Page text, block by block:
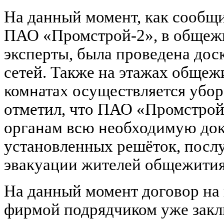
На данный момент, как
ПАО «Промстрой-2», в
эксперты, была проведена
сетей. Также на этажах
комнатах осуществляется
отметил, что ПАО
органам всю необходимую
установленных решёток,
эвакуации жителей
На данный момент договор на
фирмой подрядчиком уже